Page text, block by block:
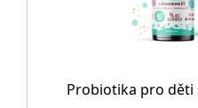
Probiotika pro děti